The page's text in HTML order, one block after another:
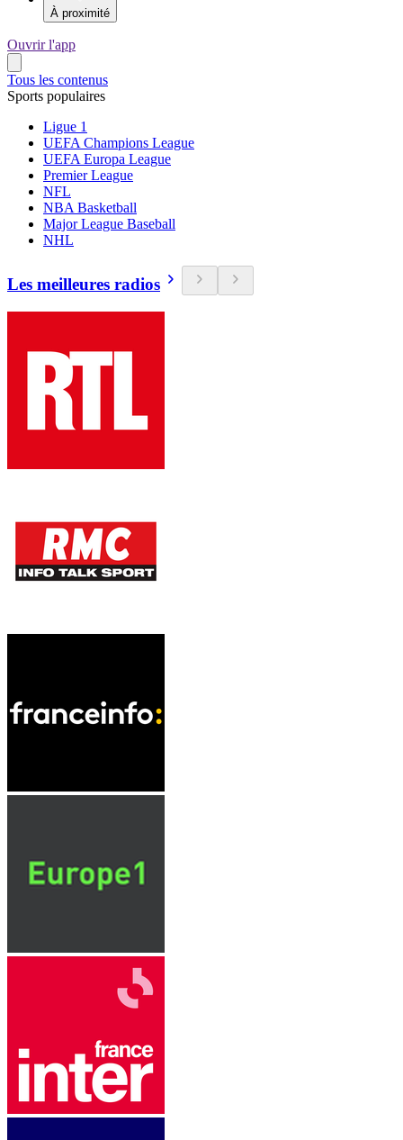
À proximité
Ouvrir l'app
Tous les contenus
Sports populaires
Ligue 1
UEFA Champions League
UEFA Europa League
Premier League
NFL
NBA Basketball
Major League Baseball
NHL
Les meilleures radios